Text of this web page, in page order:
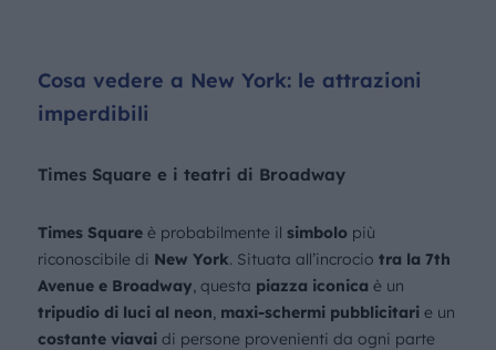
Cosa vedere a New York: le attrazioni
imperdibili
Times Square e i teatri di Broadway
Times Squareè probabilmente il simbolo più
riconoscibile di New York. Situata all’incrocio tra la 7th
Avenue e Broadway, questa piazza iconica è un
tripudio di luci al neon, maxi-schermi pubblicitari e un
costante viavaidi persone provenienti da ogni parte